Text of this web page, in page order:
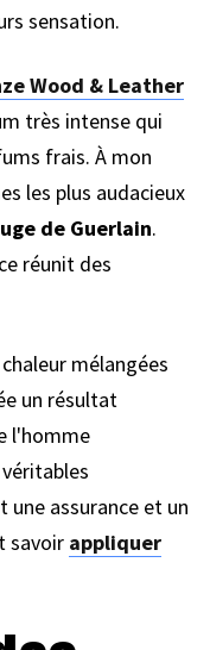
sensation.
Wood & Leather
très intense qui
frais. À mon
les plus audacieux
de Guerlain.
réunit des
mélangées
un résultat
l'homme
une assurance et un
savoir appliquer